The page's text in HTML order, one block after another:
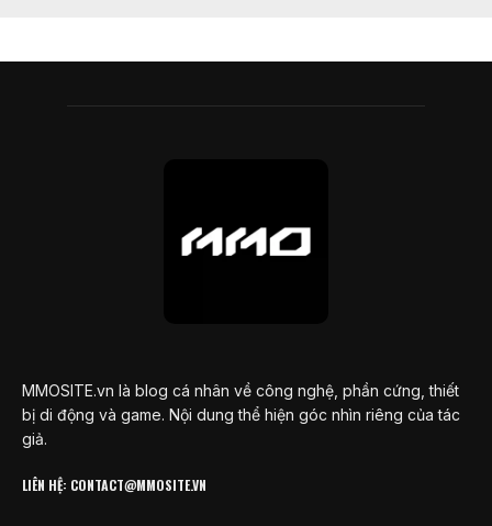
MMOSITE.vn là blog cá nhân về công nghệ, phần cứng, thiết
bị di động và game. Nội dung thể hiện góc nhìn riêng của tác
giả.
LIÊN HỆ: CONTACT@MMOSITE.VN